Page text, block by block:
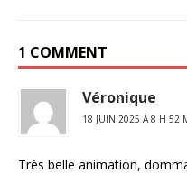
1 COMMENT
Véronique
18 JUIN 2025 À 8 H 52
Très belle animation,